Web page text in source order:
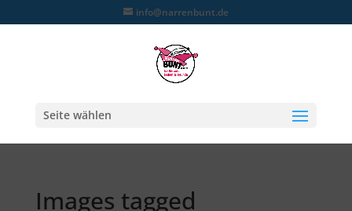
info@narrenbunt.de
Seite wählen
Images tagged